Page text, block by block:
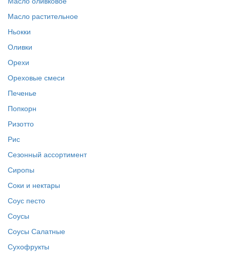
Масло растительное
Ньокки
Оливки
Орехи
Ореховые смеси
Печенье
Попкорн
Ризотто
Рис
Сезонный ассортимент
Сиропы
Соки и нектары
Соус песто
Соусы
Соусы Салатные
Сухофрукты